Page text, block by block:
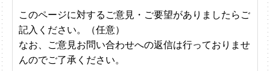
このページに対するご意見・ご要望がありましたらご
記入ください。（任意）
なお、ご意見お問い合わせへの返信は行っておりませ
んのでご了承ください。